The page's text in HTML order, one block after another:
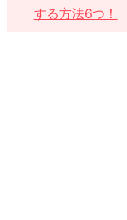
する方法6つ！